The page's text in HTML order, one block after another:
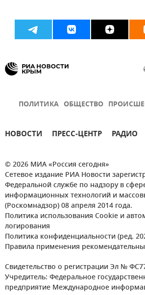
ПОЛИТИКА ОБЩЕСТВО
НОВОСТИ ПРЕСС-ЦЕНТР РАДИО
© 2026 МИА «Россия сегодня»
Сетевое издание РИА Новости
Федеральной службе по надзору в
информационных технологий и
(Роскомнадзор) 08 апреля 2014 года.
Политика использования Cookie и
логирования
Политика конфиденциальности (ред.
Правила применения
Свидетельство о регистрации Эл №
Учредитель: Федеральное
предприятие Международное